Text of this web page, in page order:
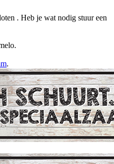
. Heb je wat nodig stuur een
.